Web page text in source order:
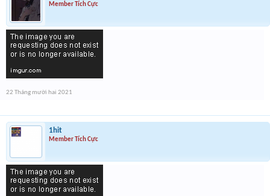
Member Tích Cực
22 Tháng mười hai 2021
1hit
Member Tích Cực